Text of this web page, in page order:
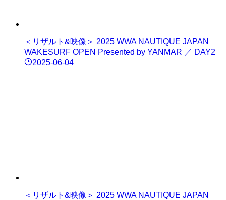
＜リザルト&映像＞ 2025 WWA NAUTIQUE JAPAN
WAKESURF OPEN Presented by YANMAR ／ DAY2
2025-06-04
＜リザルト&映像＞ 2025 WWA NAUTIQUE JAPAN